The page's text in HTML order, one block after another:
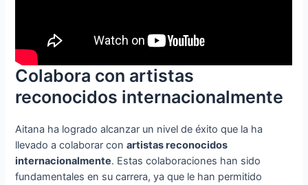
Colabora con artistas
reconocidos internacionalmente
Aitana ha logrado alcanzar un nivel de éxito que la ha
llevado a colaborar conartistas reconocidos
internacionalmente. Estas colaboraciones han sido
fundamentales en su carrera, ya que le han permitido